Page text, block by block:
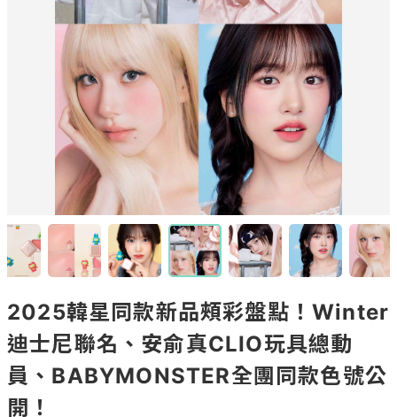
2025韓星同款新品頰彩盤點！Winter
迪士尼聯名、安俞真CLIO玩具總動
員、BABYMONSTER全團同款色號公
開！